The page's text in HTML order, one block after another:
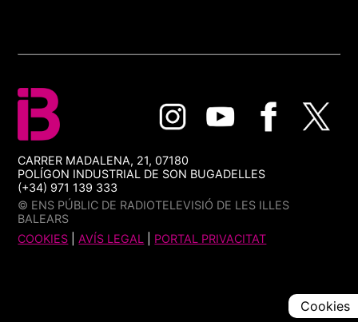
CARRER MADALENA, 21, 07180
POLÍGON INDUSTRIAL DE SON BUGADELLES
(+34) 971 139 333
© ENS PÚBLIC DE RADIOTELEVISIÓ DE LES ILLES
BALEARS
COOKIES |AVÍS LEGAL PORTAL PRIVACITAT
Cookies